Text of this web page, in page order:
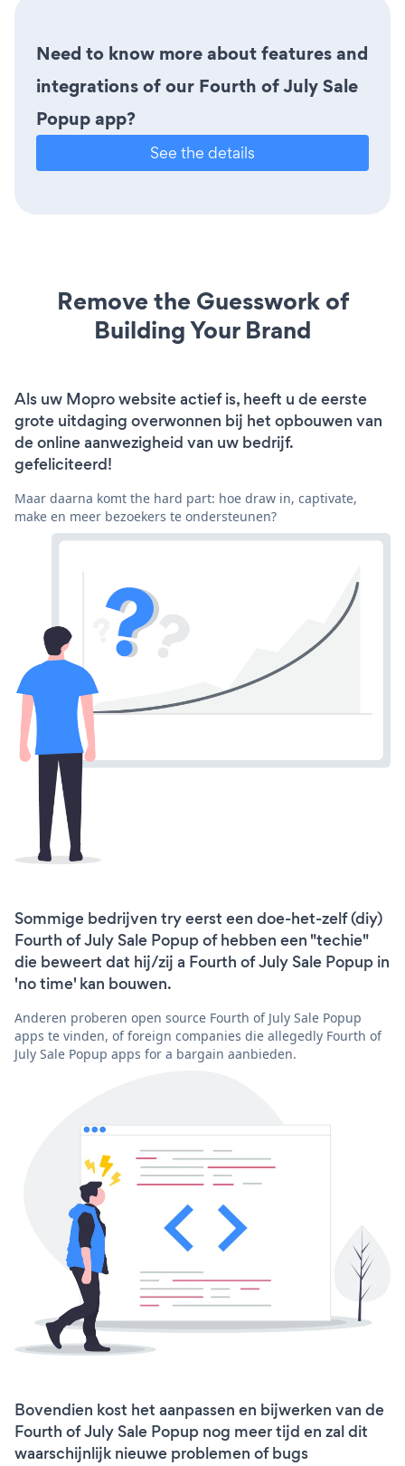
Need to know more about features and
integrations of our Fourth of July Sale
Popup app?
See the details
Remove the Guesswork of
Building Your Brand
Als uw Mopro website actief is, heeft u de eerste
grote uitdaging overwonnen bij het opbouwen van
de online aanwezigheid van uw bedrijf.
gefeliciteerd!
Maar daarna komt the hard part: hoe draw in, captivate,
make en meer bezoekers te ondersteunen?
Sommige bedrijven try eerst een doe-het-zelf (diy)
Fourth of July Sale Popup of hebben een "techie"
die beweert dat hij/zij a Fourth of July Sale Popup in
'no time' kan bouwen.
Anderen proberen open source Fourth of July Sale Popup
apps te vinden, of foreign companies die allegedly Fourth of
July Sale Popup apps for a bargain aanbieden.
Bovendien kost het aanpassen en bijwerken van de
Fourth of July Sale Popup nog meer tijd en zal dit
waarschijnlijk nieuwe problemen of bugs